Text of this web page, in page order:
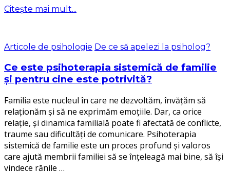
Citește mai mult...
Articole de psihologie De ce să apelezi la psiholog?
Ce este psihoterapia sistemică de familie
și pentru cine este potrivită?
Familia este nucleul în care ne dezvoltăm, învățăm să
relaționăm și să ne exprimăm emoțiile. Dar, ca orice
relație, și dinamica familială poate fi afectată de conflicte,
traume sau dificultăți de comunicare. Psihoterapia
sistemică de familie este un proces profund și valoros
care ajută membrii familiei să se înțeleagă mai bine, să își
vindece rănile …